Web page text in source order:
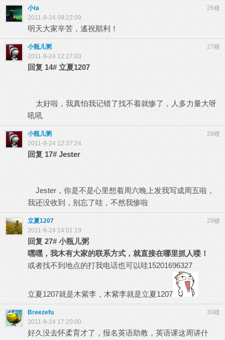
26楼
小ta
2011-9-24 09:22:09
明天大家辛苦，遙祝順利！
27楼
小瓶儿粥
2011-9-24 12:27:03
回复 14# 立夏1207
太好啦，我真怕我记错了找不着就惨了，人多力量大呀
吼吼
28楼
小瓶儿粥
2011-9-24 12:37:24
回复 17# Jester
Jester，你是不是心里想着周六晚上发我写成周五啦，
我还没收到，别忘了哇，不然我惨啦
29楼
立夏1207
2011-9-24 14:01:19
回复 27# 小瓶儿粥
嘿嘿，我木有大家的联系方式，就直接在哪里抓人喽！
或者找不到地点的打我电话也可以哇15201696327
立夏1207就是木紫李，木紫李就是立夏1207
30楼
Breezefu
2011-9-24 17:20:00
好久没去怀柔育才了，报名英语助教，英语课这周讲什